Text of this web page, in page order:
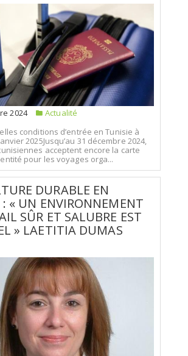
2024
Actualité
conditions d’entrée en Tunisie à
2025Jusqu’au 31 décembre 2024,
acceptent encore la carte
pour les voyages orga...
DURABLE EN
: « UN ENVIRONNEMENT
SÛR ET SALUBRE EST
» LAETITIA DUMAS